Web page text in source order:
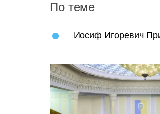
По теме
Иосиф Игоревич